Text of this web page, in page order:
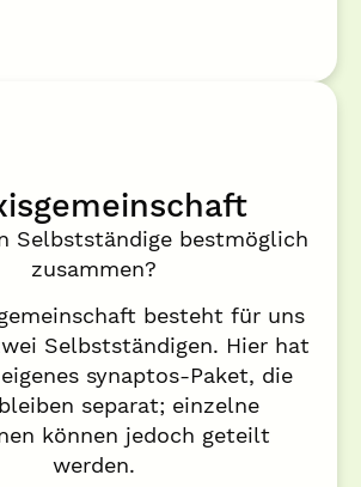
Selbstständige bestmöglich
zusammen?
besteht für uns
Selbstständigen. Hier hat
synaptos-Paket, die
separat; einzelne
können jedoch geteilt
werden.